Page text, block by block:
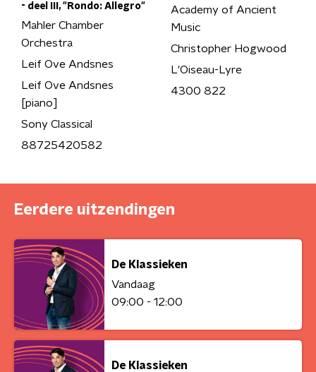
- deel III, "Rondo: Allegro"
Mahler Chamber
Orchestra
Leif Ove Andsnes
Leif Ove Andsnes
[piano]
Sony Classical
88725420582
Academy of Ancient
Music
Christopher Hogwood
L'Oiseau-Lyre
4300 822
Eerdere uitzendingen
De Klassieken
Vandaag
09:00 - 12:00
De Klassieken